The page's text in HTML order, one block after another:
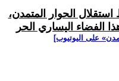
الحوار المتمدن،
الفضاء اليساري الحر
على اليوتيوب]